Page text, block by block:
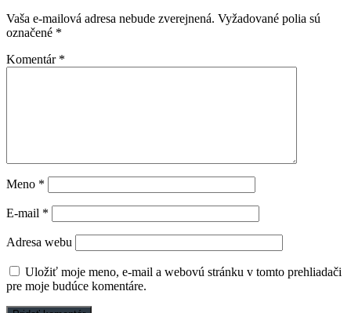
Vaša e-mailová adresa nebude zverejnená. Vyžadované polia sú
označené *
Komentár *
Meno *
E-mail *
Adresa webu
Uložiť moje meno, e-mail a webovú stránku v tomto prehliadači
pre moje budúce komentáre.